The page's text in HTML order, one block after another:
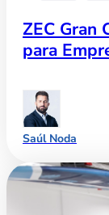
ZEC Gran
para
Saúl Noda